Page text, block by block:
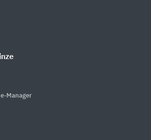
Manager